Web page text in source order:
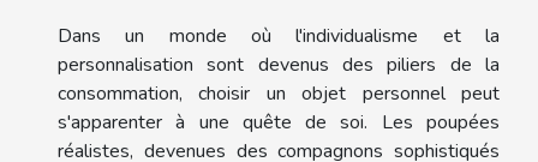
Dans un monde où l'individualisme et la
personnalisation sont devenus des piliers de la
consommation, choisir un objet personnel peut
s'apparenter à une quête de soi. Les poupées
réalistes, devenues des compagnons sophistiqués